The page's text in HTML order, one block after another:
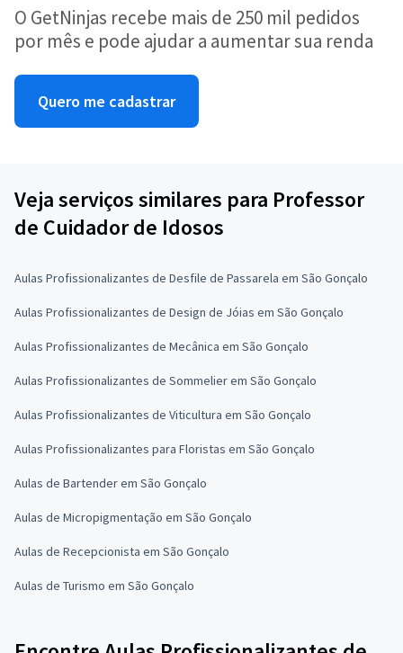
O GetNinjas recebe mais de 250 mil pedidos
por mês e pode ajudar a aumentar sua renda
Quero me cadastrar
Veja serviços similares para Professor
de Cuidador de Idosos
Aulas Profissionalizantes de Desfile de Passarela em São Gonçalo
Aulas Profissionalizantes de Design de Jóias em São Gonçalo
Aulas Profissionalizantes de Mecânica em São Gonçalo
Aulas Profissionalizantes de Sommelier em São Gonçalo
Aulas Profissionalizantes de Viticultura em São Gonçalo
Aulas Profissionalizantes para Floristas em São Gonçalo
Aulas de Bartender em São Gonçalo
Aulas de Micropigmentação em São Gonçalo
Aulas de Recepcionista em São Gonçalo
Aulas de Turismo em São Gonçalo